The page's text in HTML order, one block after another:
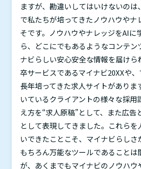
ますが、勘違いしてはいけないのは
で私たちが培ってきたノウハウやナ
そです。ノウハウやナレッジをAIに
ら、どこにでもあるようなコンテン
ナビらしい安心安全な情報を届けら
卒サービスであるマイナビ20XXや
長年培ってきた求人サイトがありま
いているクライアントの様々な採用
え方を“求人原稿”として、また広告
として表現してきました。これらを
いできたことこそ、マイナビらしさ
もちろん万能なツールであることは
が、あくまでもマイナビのノウハウ